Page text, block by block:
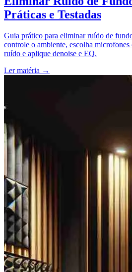
Práticas e Testadas
Guia prático para eliminar ruído de
controle o ambiente, escolha
ruído e aplique denoise e EQ.
Ler matéria →